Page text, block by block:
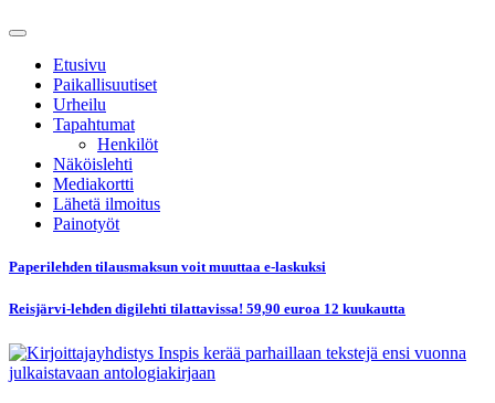
Etusivu
Paikallisuutiset
Urheilu
Tapahtumat
Henkilöt
Näköislehti
Mediakortti
Lähetä ilmoitus
Painotyöt
Paperilehden tilausmaksun voit muuttaa e-laskuksi
Reisjärvi-lehden digilehti tilattavissa! 59,90 euroa 12 kuukautta